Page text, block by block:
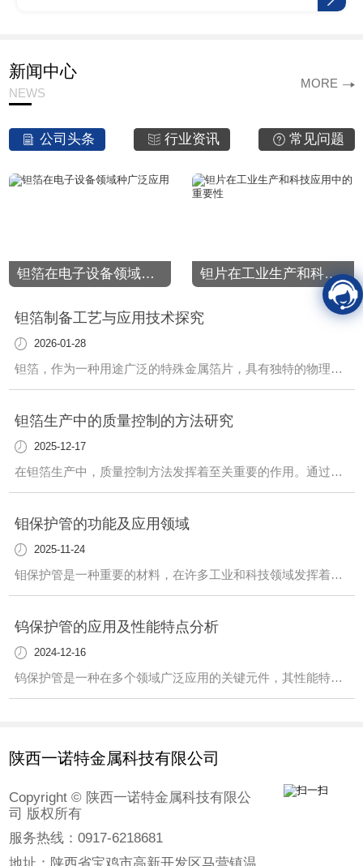
新闻中心
NEWS
MORE
公司头条 行业资讯 常见问题
钽箔在电子设备领域种广泛应用 钽片在工业生产和科技应用中的重要性
钽箔制备工艺与应用技术探究
2026-01-28
钽箔，作为一种用途广泛的特殊金属箔片，具有独特的物理和化学性质，被广泛应用于多个领域。其制备工艺和应用技术一直备受关注与探究。在钽箔的制备工艺中，精密的合金成分配比和高温熔炼工艺是至关重要的环节。通过精心设计的生产流程，可以获得均匀细致的箔片，..其优良的机械性能和化学稳定性。各种加工技术如轧制、拉拔等也发挥着关键作用
钽箔生产中的质量控制的方法研究
2025-12-17
在钽箔生产中，质量控制方法发挥着至关重要的作用。通过精心设计与实施一系列有效的质量控制措施，可以...终产品符合高标准的质量要求，满足客户的需求。首先，材料选择至关重要。我们严格把控原材料的质量，从源头上杜绝质量问题的发生。只有..的原材料才能生产出..的钽箔产品。其次，在生产过程中，我们采取严格的工艺流程控制措施，.
钼保护管的功能及应用领域
2025-11-24
钼保护管是一种重要的材料，在许多工业和科技领域发挥着关键作用。这种管道具有独特的性质，使其在各种环境中都能发挥作用。首先，钼保护管在高温环境下具有出色的耐热性。这使得它成为许多高温工艺中不可或缺的元件。不仅如此，它还具有优异的耐腐蚀性能，适用于许多腐蚀性介质的输送和处理。另外，钼保护管在半导体制造、光伏产业等领域也有广
钨保护管的应用及性能特点分析
2024-12-16
钨保护管是一种在多个领域广泛应用的关键元件，其性能特点值得我们深入了解。该保护管具有出色的耐高温性能，能够承受极端环境下的高温情况，..设备的正常运行。此外，钨保护管还具有优越的耐腐蚀性，能够在恶劣的化学环境中长时间稳定工作，延长设备的使用寿命。在工业领域，钨保护管被广泛用于炉温测量、真空炉、高温热处理等领域。其稳定可
陕西一诺特金属科技有限公司
Copyright © 陕西一诺特金属科技有限公
司 版权所有
服务热线：0917-6218681